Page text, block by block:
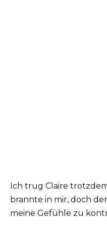
Ich trug Claire
brannte in mir, doch
meine Gefühle zu